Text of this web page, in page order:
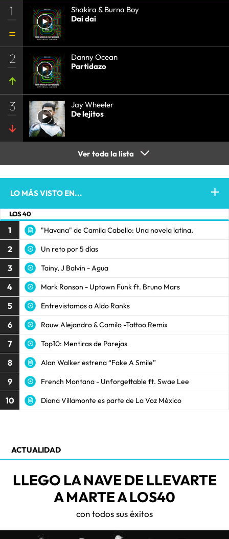
1
Shakira & Burna Boy
Dai dai
2
Danny Ocean
Partidazo
3
Jay Wheeler
De lejitos
Ver toda la lista
LO MÁS VISTO EN...
LOS 40
1 "Havana" de Camila Cabello: Una novela latina.
2 Un reto por 5 días
3 Tainy, J Balvin - Agua
4 Mark Ronson - Uptown Funk ft. Bruno Mars
5 Entrevistamos a Aldo Ranks
6 Rauw Alejandro & Camilo -Tattoo Remix
7 Top10: Mentiras de Parejas
8 Alan Walker estrena “Fake A Smile”
9 French Montana - Unforgettable ft. Swae Lee
10 Diana Villamonte es parte de La Voz México
ACTUALIDAD
LLEGO LA NAVE DE LLEVARTE
A MARTE A LOS40
con todos sus éxitos